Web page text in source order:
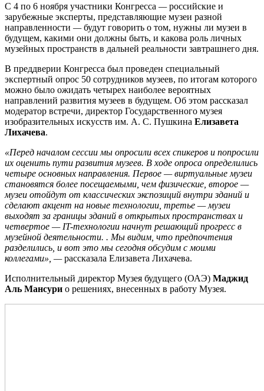
С 4 по 6 ноября участники Конгресса —российские и
зарубежные эксперты, представляющие музеи разной
направленности —будут говорить о том, нужны ли музеи в
будущем, какими они должны быть, и какова роль личных
музейных пространств в дальней реальности завтрашнего дня.
В преддверии Конгресса был проведен специальный
экспертный опрос 50 сотрудников музеев, по итогам которого
можно было ожидать четырех наиболее вероятных
направлений развития музеев в будущем. Об этом рассказал
модератор встречи, директор Государственного музея
изобразительных искусств им. А. С. Пушкина Елизавета
Лихачева.
«Перед началом сессии мы опросили всех спикеров и попросили
их оценить пути развития музеев. В ходе опроса определились
четыре основных направления. Первое — виртуальные музеи
становятся более посещаемыми, чем физические, второе —
музеи отойдут от классических экспозиций внутри зданий и
сделают акцент на новые технологии, третье — музеи
выходят за границы зданий в открытых пространствах и
четвертое — IT-технологии начнут решающий прогресс в
музейной деятельности. . Мы видим, что предпочтения
разделились, и вот это мы сегодня обсудим с моими
коллегами», —рассказала Елизавета Лихачева.
Исполнительный директор Музея будущего (ОАЭ) Маджид
Аль Мансури о решениях, внесенных в работу Музея.